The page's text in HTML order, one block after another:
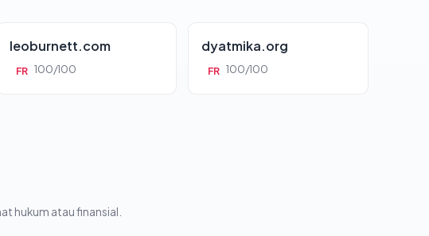
leoburnett.com
FR 100/100
dyatmika.org
FR 100/100
hukum atau finansial.